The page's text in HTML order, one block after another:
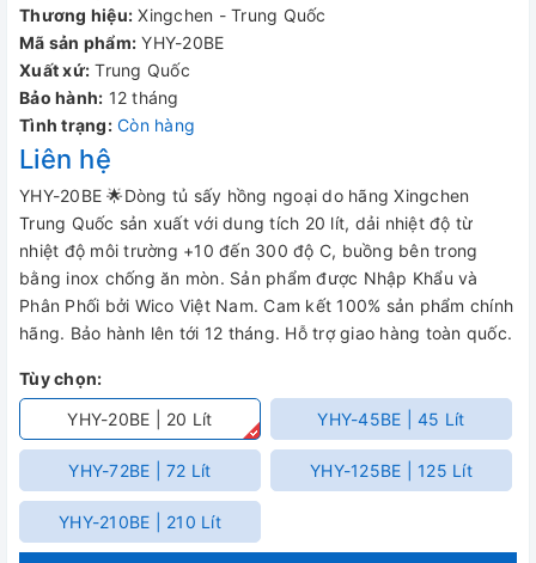
Thương hiệu: Xingchen - Trung Quốc
Mã sản phẩm: YHY-20BE
Xuất xứ: Trung Quốc
Bảo hành: 12 tháng
Tình trạng: Còn hàng
Liên hệ
YHY-20BE 🌟Dòng tủ sấy hồng ngoại do hãng Xingchen
Trung Quốc sản xuất với dung tích 20 lít, dải nhiệt độ từ
nhiệt độ môi trường +10 đến 300 độ C, buồng bên trong
bằng inox chống ăn mòn. Sản phẩm được Nhập Khẩu và
Phân Phối bởi Wico Việt Nam. Cam kết 100% sản phẩm chính
hãng. Bảo hành lên tới 12 tháng. Hỗ trợ giao hàng toàn quốc.
Tùy chọn:
YHY-20BE | 20 Lít
YHY-45BE | 45 Lít
YHY-72BE | 72 Lít YHY-125BE | 125 Lít
YHY-210BE | 210 Lít